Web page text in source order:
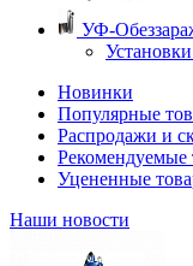
УФ-
Новинки
Популярные
Распродажи и
Рекомендуемые
Уцененные
Наши новости